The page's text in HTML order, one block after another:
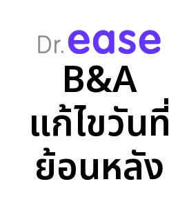
B&A
แก้ไขวันที่
ย้อนหลัง